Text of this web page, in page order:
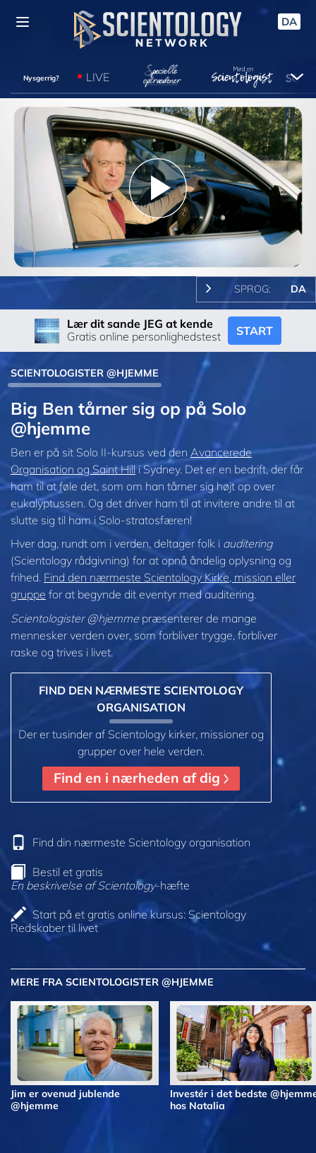
DA
Nysgerrig? LIVE
Play
Video
SPROG: DA
Lær dit sande JEG at kende
Gratis online personlighedstest
START
SCIENTOLOGISTER @HJEMME
Big Ben tårner sig op på Solo
@hjemme
Ben er på sit Solo II-kursus ved den Avancerede
Organisation og Saint Hilli Sydney. Det er en bedrift, der får
ham til at føle det, som om han tårner sig højt op over
eukalyptussen. Og det driver ham til at invitere andre til at
slutte sig til ham i Solo-stratosfæren!
Hver dag, rundt om i verden, deltager folk i auditering
(Scientology rådgivning) for at opnå åndelig oplysning og
frihed. Find den nærmeste Scientology Kirke, mission eller
gruppe for at begynde dit eventyr med auditering.
Scientologister @hjemmepræsenterer de mange
mennesker verden over, som forbliver trygge, forbliver
raske og trives i livet.
FIND DEN NÆRMESTE SCIENTOLOGY
ORGANISATION
Der er tusinder af Scientology kirker, missioner og
grupper over hele verden.
Find en i nærheden af dig
Find din nærmeste Scientology organisation
Bestil et gratis
En beskrivelse af Scientology-hæfte
Start på et gratis online kursus: Scientology
Redskaber til livet
MERE FRA SCIENTOLOGISTER @HJEMME
Jim er ovenud jublende
@hjemme
Investér i det bedste
hos Natalia